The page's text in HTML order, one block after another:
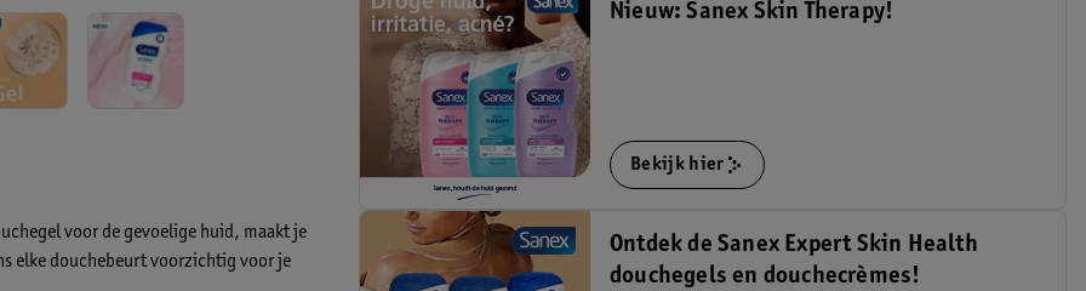
voor de gevoelige huid, maakt je
elke douchebeurt voorzichtig voor je
Nieuw: Sanex Skin Therapy!
Bekijk hier
Ontdek de Sanex Expert Skin Health
douchegels en douchecrèmes!